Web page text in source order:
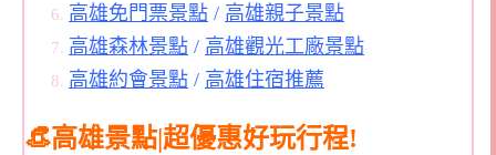
高雄免門票景點 / 高雄親子景點
高雄森林景點 / 高雄觀光工廠景點
高雄約會景點 / 高雄住宿推薦
👒高雄景點|超優惠好玩行程!